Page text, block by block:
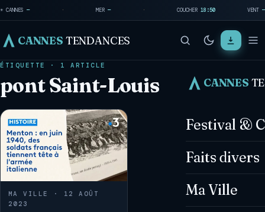
☀ CANNES — · MER— · COUCHER18:50 VENT —
CANNES TENDANCES
CANNES
Festival &
Faits divers
Ma Ville
ÉTIQUETTE · 1 ARTICLE
pont Saint-Louis
MA VILLE · 12 AOÛT
2023